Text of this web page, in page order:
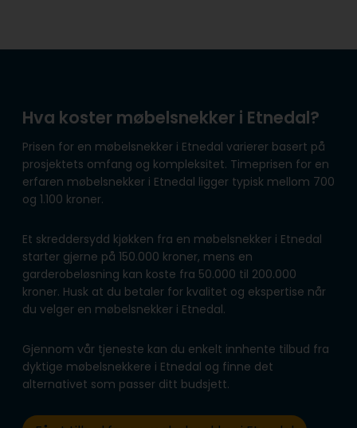
Hva koster møbelsnekker i Etnedal?
Prisen for en møbelsnekker i Etnedal varierer basert på
prosjektets omfang og kompleksitet. Timeprisen for en
erfaren møbelsnekker i Etnedal ligger typisk mellom 700
og 1.100 kroner.
Et skreddersydd kjøkken fra en møbelsnekker i Etnedal
starter gjerne på 150.000 kroner, mens en
garderobeløsning kan koste fra 50.000 til 200.000
kroner. Husk at du betaler for kvalitet og ekspertise når
du velger en møbelsnekker i Etnedal.
Gjennom vår tjeneste kan du enkelt innhente tilbud fra
dyktige møbelsnekkere i Etnedal og finne det
alternativet som passer ditt budsjett.